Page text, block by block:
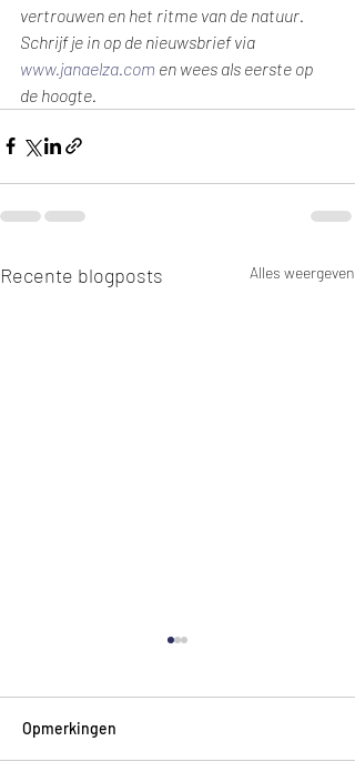
vertrouwen en het ritme van de natuur.
Schrijf je in op de nieuwsbrief via
www.janaelza.com en wees als eerste op
de hoogte.
Recente blogposts Alles weergeven
Opmerkingen